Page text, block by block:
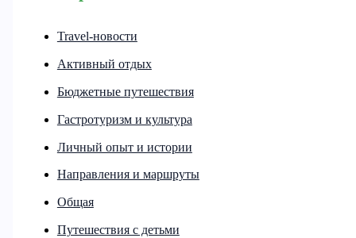
Travel-новости
Активный отдых
Бюджетные путешествия
Гастротуризм и культура
Личный опыт и истории
Направления и маршруты
Общая
Путешествия с детьми